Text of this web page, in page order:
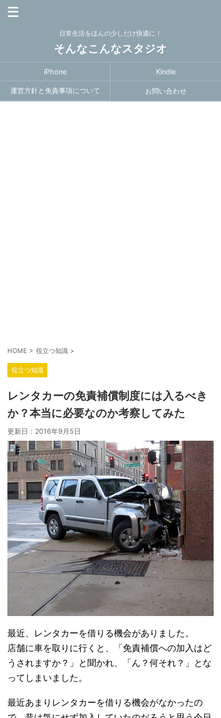
日常生活をほんの少しだけ快適に！
そんなこんなスタジオ
iPhone Kindle
運営方針と免責事項について お問い合わせ
HOME > 役立つ知識 >
役立つ知識
レンタカーの免責補償制度には入るべき
か？本当に必要なのか考察してみた
更新日： 2016年9月5日
最近、レンタカーを借りる機会がありました。
店舗に車を取りに行くと、「免責補償への加入はど
うされますか？」と聞かれ、「ん？何それ？」とな
ってしまいました。
最近あまりレンタカーを借りる機会がなかったの